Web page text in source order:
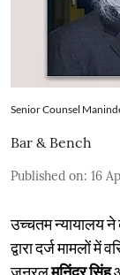
Senior Counsel
Bar & Bench
Published on: 16
उच्चतम न्यायालय ने
द्वारा दर्ज मामलों में
जनरलमनिंदर सिंह